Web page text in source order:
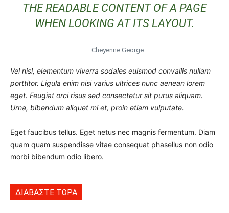
THE READABLE CONTENT OF A PAGE
WHEN LOOKING AT ITS LAYOUT.
– Cheyenne George
Vel nisl, elementum viverra sodales euismod convallis nullam
porttitor. Ligula enim nisi varius ultrices nunc aenean lorem
eget. Feugiat orci risus sed consectetur sit purus aliquam.
Urna, bibendum aliquet mi et, proin etiam vulputate.
Eget faucibus tellus. Eget netus nec magnis fermentum. Diam
quam quam suspendisse vitae consequat phasellus non odio
morbi bibendum odio libero.
ΔΙΑΒΑΣΤΕ ΤΩΡΑ